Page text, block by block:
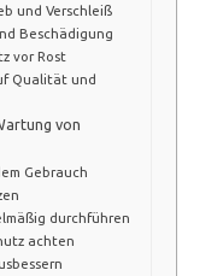
und Verschleiß
Beschädigung
vor Rost
Qualität und
von
Gebrauch
durchführen
achten